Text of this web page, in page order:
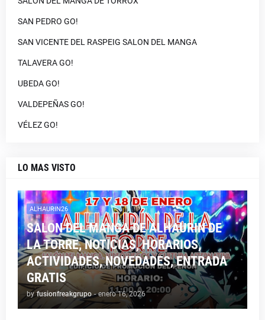
SAN PEDRO GO!
SAN VICENTE DEL RASPEIG SALON DEL MANGA
TALAVERA GO!
UBEDA GO!
VALDEPEÑAS GO!
VÉLEZ GO!
LO MAS VISTO
ALHAURIN26
SALON DEL MANGA DE ALHAURIN DE
LA TORRE, NOTICIAS, HORARIOS,
ACTIVIDADES, NOVEDADES, ENTRADA
GRATIS
by fusionfreakgrupo - enero 16, 2026